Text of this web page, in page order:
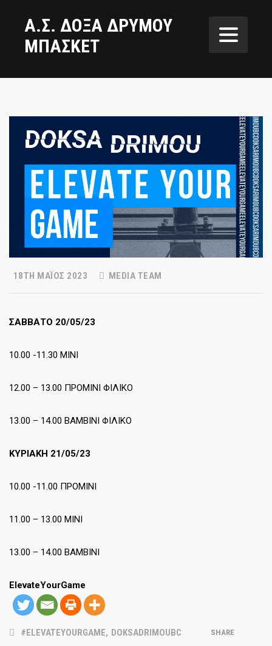
Α.Σ. ΔΟΞΑ ΔΡΥΜΟΥ
ΜΠΑΣΚΕΤ
18TH ΜΆΙΟΣ 2023 MEDIA TEAM
ΣΑΒΒΑΤΟ 20/05/23
10.00 -11.30 ΜΙΝΙ
12.00 – 13.00 ΠΡΟΜΙΝΙ ΦΙΛΙΚΟ
13.00 – 14.00 ΒΑΜΒΙΝΙ ΦΙΛΙΚΟ
ΚΥΡΙΑΚΗ 21/05/23
10.00 -11.00 ΠΡΟΜΙΝΙ
11.00 – 13.00 ΜΙΝΙ
13.00 – 14.00 ΒΑΜΒΙΝΙ
ElevateYourGame
#ELEVATEYOURGAME, DOKSADRIMOUBC SHARE